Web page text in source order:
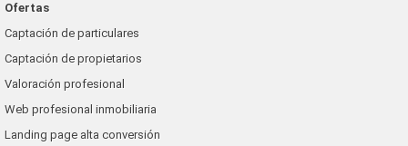
Ofertas
Captación de particulares
Captación de propietarios
Valoración profesional
Web profesional inmobiliaria
Landing page alta conversión